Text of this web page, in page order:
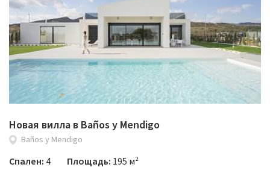
Новая вилла в Baños y Mendigo
Baños y Mendigo
Спален: 4 Площадь: 195 м²